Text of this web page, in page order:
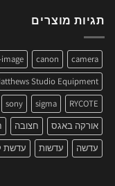
תגיות מוצרים
camera
canon
Studio Equipment
RYCOTE
sigma
sony
אורקה באגס
חצובה
עדשה
עדשות עדשת